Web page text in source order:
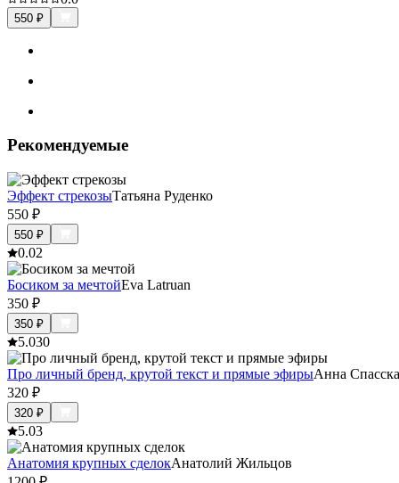
550 ₽
Рекомендуемые
Эффект стрекозыТатьяна Руденко
550 ₽
550 ₽
0.02
Босиком за мечтойEva Latruan
350 ₽
350 ₽
5.030
Про личный бренд, крутой текст и прямые эфирыАнна
320 ₽
320 ₽
5.03
Анатомия крупных сделокАнатолий Жильцов